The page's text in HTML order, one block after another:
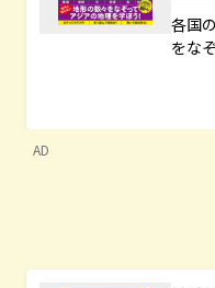
各国
をな
AD